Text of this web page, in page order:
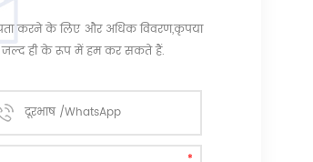
करने के लिए और अधिक विवरण,कृपया
ही के रूप में हम कर सकते हैं.